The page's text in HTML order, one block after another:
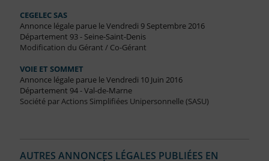
CEGELEC SAS
Annonce légale parue le Vendredi 9 Septembre 2016
Département 93 - Seine-Saint-Denis
Modification du Gérant / Co-Gérant
VOIE ET SOMMET
Annonce légale parue le Vendredi 10 Juin 2016
Département 94 - Val-de-Marne
Société par Actions Simplifiées Unipersonnelle (SASU)
AUTRES ANNONCES LÉGALES PUBLIÉES EN